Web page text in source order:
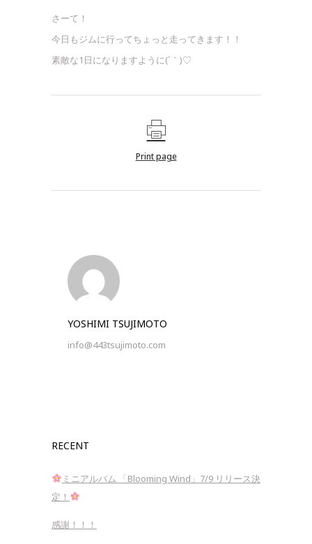
さーて！
今日もジムに行ってちょっと走ってきます！！
素敵な1日になりますように(´｀)♡
Print page
YOSHIMI TSUJIMOTO
info@443tsujimoto.com
RECENT
ミニアルバム 「Blooming Wind」7/9 リリース決
定！
感謝！！！